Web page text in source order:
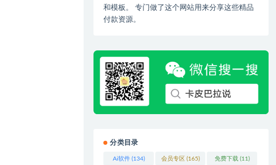
和模板。 专门做了这个网站用来分享这些精品
付款资源。
分类目录
Ai软件(134) 会员专区 (165) 免费下载 (11)